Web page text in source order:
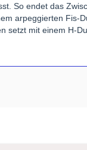
So endet das
arpeggierten Fis-
setzt mit einem H-